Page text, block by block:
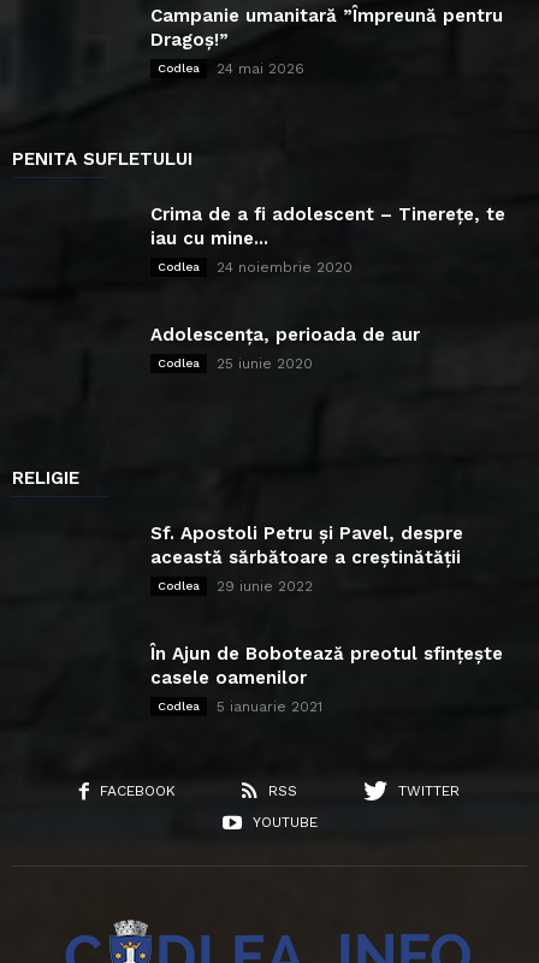
Campanie umanitară ”Împreună pentru
Dragoș!”
Codlea 24 mai 2026
PENITA SUFLETULUI
Crima de a fi adolescent – Tinerețe, te
iau cu mine...
Codlea 24 noiembrie 2020
Adolescența, perioada de aur
Codlea 25 iunie 2020
RELIGIE
Sf. Apostoli Petru și Pavel, despre
această sărbătoare a creștinătății
Codlea 29 iunie 2022
În Ajun de Bobotează preotul sfințește
casele oamenilor
Codlea 5 ianuarie 2021
FACEBOOK RSS
TWITTER
YOUTUBE